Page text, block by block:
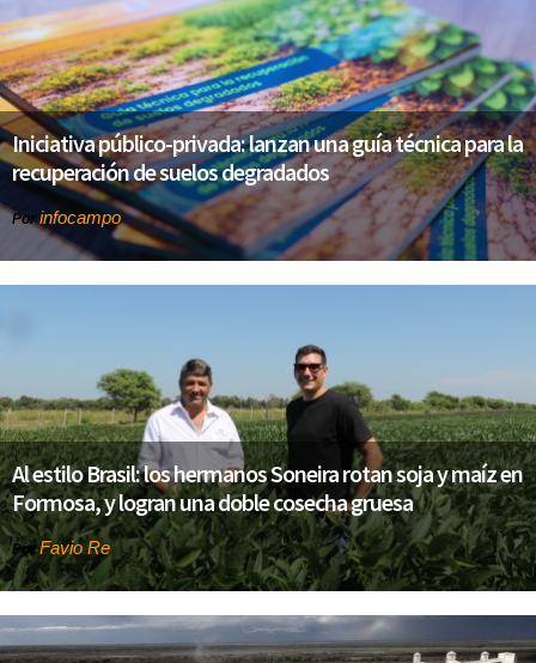
Iniciativa público-privada: lanzan una guía técnica para la
recuperación de suelos degradados
Porinfocampo
Al estilo Brasil: los hermanos Soneira rotan soja y maíz en
Formosa, y logran una doble cosecha gruesa
PorFavio Re